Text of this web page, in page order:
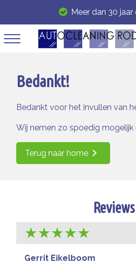
Meer dan 30 jaar
Bedankt!
Bedankt voor het invullen van
Wij nemen zo spoedig
Terug naar home
Reviews
Gerrit Eikelboom